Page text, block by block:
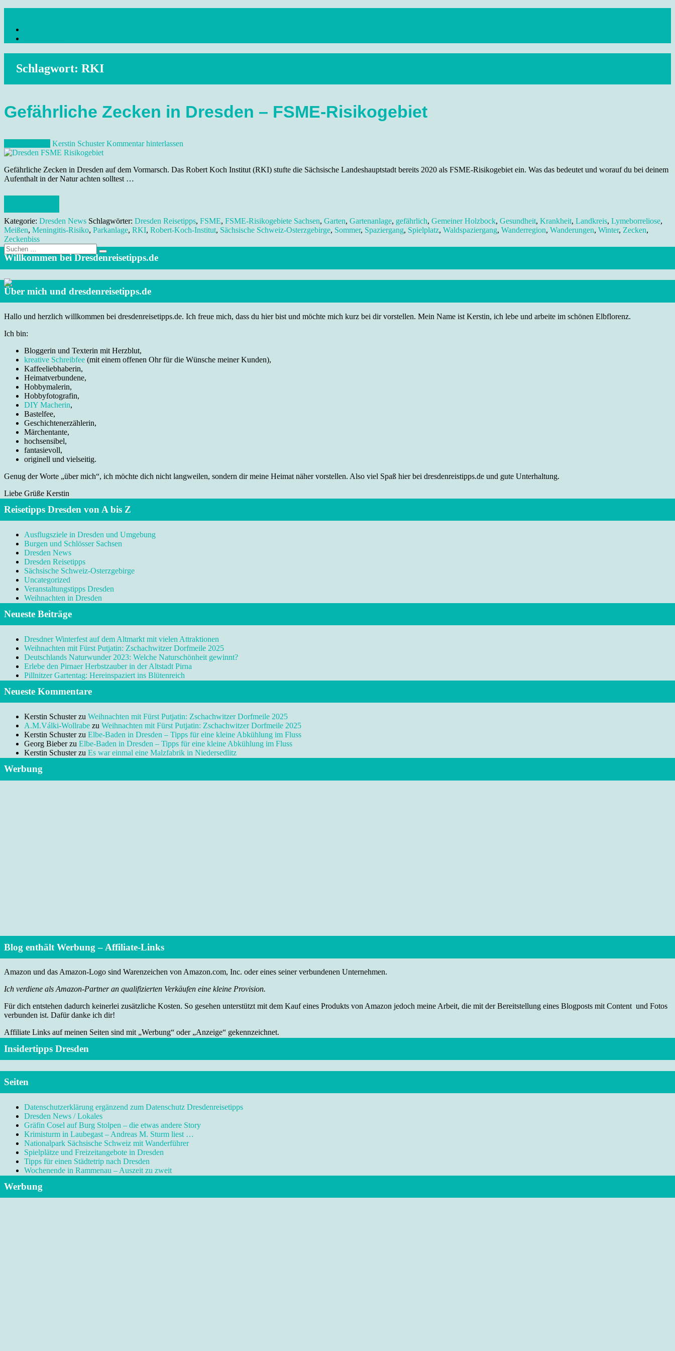
content
Reisetipps Dresden, Sehenswürdigkeiten, Ausflugsziele Sachsen, Veranstaltungen, Wandern, Kunst und Kultur im schönen Elbflorenz..
Schlagwort: RKI
Gefährliche Zecken in Dresden – FSME-Risikogebiet
Kerstin Schuster Kommentar hinterlassen
Gefährliche Zecken in Dresden auf dem Vormarsch. Das Robert Koch Institut (RKI) stufte die Sächsische Landeshauptstadt bereits 2020 als FSME-Risikogebiet ein. Was das bedeutet und worauf du bei deinem
Aufenthalt in der Natur achten solltest …
Kategorie: Dresden News Schlagwörter: Dresden Reisetipps, FSME, FSME-Risikogebiete Sachsen, Garten, Gartenanlage, gefährlich, Gemeiner Holzbock, Gesundheit, Krankheit, Landkreis, Lymeborreliose,
Meißen, Meningitis-Risiko, Parkanlage, RKI, Robert-Koch-Institut, Sächsische Schweiz-Osterzgebirge, Sommer, Spaziergang, Spielplatz, Waldspaziergang, Wanderregion, Wanderungen, Winter, Zecken,
Zeckenbiss
Suche
nach:
Willkommen bei Dresdenreisetipps.de
Über mich und dresdenreisetipps.de
Hallo und herzlich willkommen bei dresdenreisetipps.de. Ich freue mich, dass du hier bist und möchte mich kurz bei dir vorstellen. Mein Name ist Kerstin, ich lebe und arbeite im schönen Elbflorenz.
Ich bin:
Bloggerin und Texterin mit Herzblut,
kreative Schreibfee (mit einem offenen Ohr für die Wünsche meiner Kunden),
Kaffeeliebhaberin,
Heimatverbundene,
Hobbymalerin,
Hobbyfotografin,
DIY Macherin,
Bastelfee,
Geschichtenerzählerin,
Märchentante,
hochsensibel,
fantasievoll,
originell und vielseitig.
Genug der Worte „über mich“, ich möchte dich nicht langweilen, sondern dir meine Heimat näher vorstellen. Also viel Spaß hier bei dresdenreistipps.de und gute Unterhaltung.
Liebe Grüße Kerstin
Reisetipps Dresden von A bis Z
Ausflugsziele in Dresden und Umgebung
Burgen und Schlösser Sachsen
Dresden News
Dresden Reisetipps
Sächsische Schweiz-Osterzgebirge
Uncategorized
Veranstaltungstipps Dresden
Weihnachten in Dresden
Neueste Beiträge
Dresdner Winterfest auf dem Altmarkt mit vielen Attraktionen
Weihnachten mit Fürst Putjatin: Zschachwitzer Dorfmeile 2025
Deutschlands Naturwunder 2023: Welche Naturschönheit gewinnt?
Erlebe den Pirnaer Herbstzauber in der Altstadt Pirna
Pillnitzer Gartentag: Hereinspaziert ins Blütenreich
Neueste Kommentare
Kerstin Schusterzu Weihnachten mit Fürst Putjatin: Zschachwitzer Dorfmeile 2025
A.M.Válki-Wollrabe zu Weihnachten mit Fürst Putjatin: Zschachwitzer Dorfmeile 2025
Kerstin Schusterzu Elbe-Baden in Dresden – Tipps für eine kleine Abkühlung im Fluss
Georg Bieberzu Elbe-Baden in Dresden – Tipps für eine kleine Abkühlung im Fluss
Kerstin Schusterzu Es war einmal eine Malzfabrik in Niedersedlitz
Werbung
Blog enthält Werbung – Affiliate-Links
Amazon und das Amazon-Logo sind Warenzeichen von Amazon.com, Inc. oder eines seiner verbundenen Unternehmen.
Ich verdiene als Amazon-Partner an qualifizierten Verkäufen eine kleine Provision.
Für dich entstehen dadurch keinerlei zusätzliche Kosten. So gesehen unterstützt mit dem Kauf eines Produkts von Amazon jedoch meine Arbeit, die mit der Bereitstellung eines Blogposts mit Content und Fotos
verbunden ist. Dafür danke ich dir!
Affiliate Links auf meinen Seiten sind mit „Werbung“ oder „Anzeige“ gekennzeichnet.
Insidertipps Dresden
Seiten
Datenschutzerklärung ergänzend zum Datenschutz Dresdenreisetipps
Dresden News / Lokales
Gräfin Cosel auf Burg Stolpen – die etwas andere Story
Krimisturm in Laubegast – Andreas M. Sturm liest …
Nationalpark Sächsische Schweiz mit Wanderführer
Spielplätze und Freizeitangebote in Dresden
Tipps für einen Städtetrip nach Dresden
Wochenende in Rammenau – Auszeit zu zweit
Werbung